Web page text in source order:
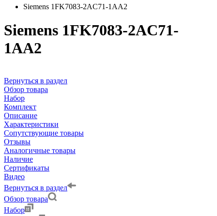
Siemens 1FK7083-2AC71-1AA2
Siemens 1FK7083-2AC71-
1AA2
Вернуться в раздел
Обзор товара
Набор
Комплект
Описание
Характеристики
Сопутствующие товары
Отзывы
Аналогичные товары
Наличие
Сертификаты
Видео
Вернуться в раздел
Обзор товара
Набор